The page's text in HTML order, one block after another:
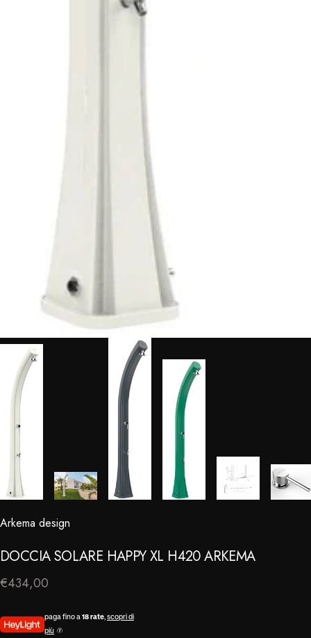
Arkema design
DOCCIASOLARE HAPPYXL H420ARKEMA
€434,00
paga fino a 18 rate, scopri di
più